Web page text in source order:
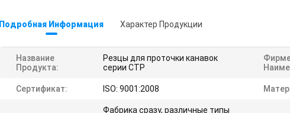
Подробная Информация Характер Продукции
Название
Продукта:
Резцы для проточки канавок
серии CTP
Сертификат: ISO: 9001:2008
Фабрика сразу, различные типы